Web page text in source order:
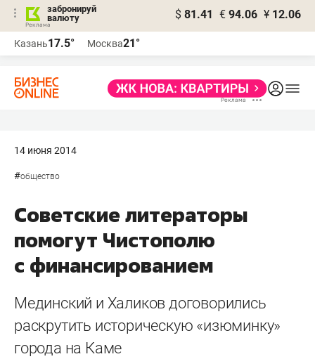
забронируй
валюту
$ 81.41 € 94.06 ¥ 12.06
Казань17.5° Москва21°
14 июня 2014
#общество
Советские литераторы
помогут Чистополю
с финансированием
Мединский и Халиков договорились
раскрутить историческую «изюминку»
города на Каме